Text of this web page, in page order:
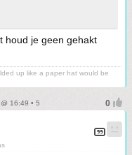
houd je geen gehakt
up like a paper hat would be
16:49 • 5